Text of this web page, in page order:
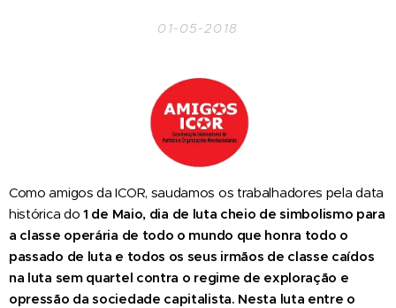
01-05-2018
Como amigos da ICOR, saudamos os trabalhadores pela data
histórica do1 de Maio, dia de luta cheio de simbolismo para
a classe operária de todo o mundo que honra todo o
passado de luta e todos os seus irmãos de classe caídos
na luta sem quartel contra o regime de exploração e
opressão da sociedade capitalista. Nesta luta entre o